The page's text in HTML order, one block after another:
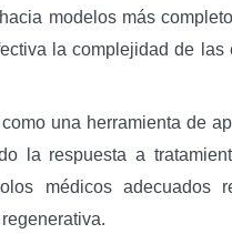
modelos más
la complejidad de las
una herramienta de
la respuesta a
médicos adecuados